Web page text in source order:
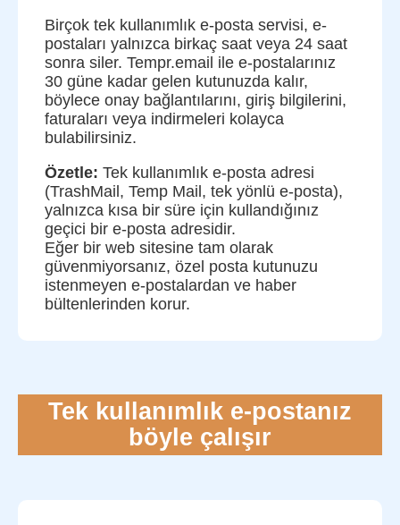
Birçok tek kullanımlık e-posta servisi, e-
postaları yalnızca birkaç saat veya 24 saat
sonra siler. Tempr.email ile e-postalarınız
30 güne kadar gelen kutunuzda kalır,
böylece onay bağlantılarını, giriş bilgilerini,
faturaları veya indirmeleri kolayca
bulabilirsiniz.
Özetle: Tek kullanımlık e-posta adresi
(TrashMail, Temp Mail, tek yönlü e-posta),
yalnızca kısa bir süre için kullandığınız
geçici bir e-posta adresidir.
Eğer bir web sitesine tam olarak
güvenmiyorsanız, özel posta kutunuzu
istenmeyen e-postalardan ve haber
bültenlerinden korur.
Tek kullanımlık e-postanız
böyle çalışır